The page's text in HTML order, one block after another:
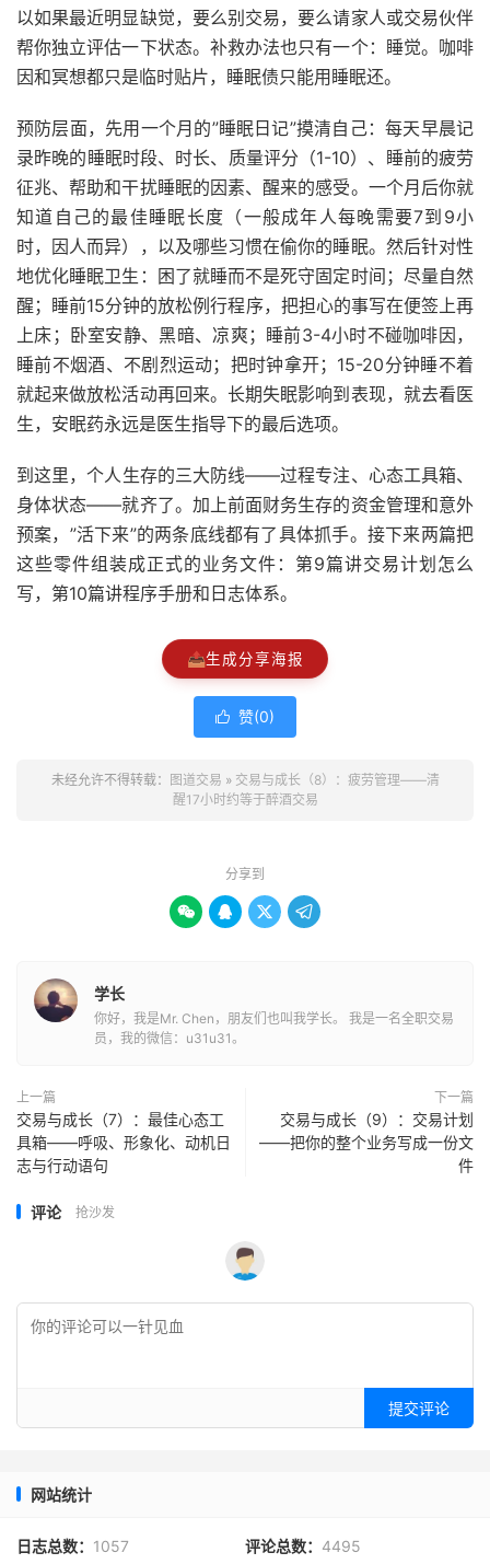
以如果最近明显缺觉，要么别交易，要么请家人或交易伙伴
帮你独立评估一下状态。补救办法也只有一个：睡觉。咖啡
因和冥想都只是临时贴片，睡眠债只能用睡眠还。
预防层面，先用一个月的”睡眠日记”摸清自己：每天早晨记
录昨晚的睡眠时段、时长、质量评分（1-10）、睡前的疲劳
征兆、帮助和干扰睡眠的因素、醒来的感受。一个月后你就
知道自己的最佳睡眠长度（一般成年人每晚需要7到9小
时，因人而异），以及哪些习惯在偷你的睡眠。然后针对性
地优化睡眠卫生：困了就睡而不是死守固定时间；尽量自然
醒；睡前15分钟的放松例行程序，把担心的事写在便签上再
上床；卧室安静、黑暗、凉爽；睡前3-4小时不碰咖啡因，
睡前不烟酒、不剧烈运动；把时钟拿开；15-20分钟睡不着
就起来做放松活动再回来。长期失眠影响到表现，就去看医
生，安眠药永远是医生指导下的最后选项。
到这里，个人生存的三大防线——过程专注、心态工具箱、
身体状态——就齐了。加上前面财务生存的资金管理和意外
预案，”活下来”的两条底线都有了具体抓手。接下来两篇把
这些零件组装成正式的业务文件：第9篇讲交易计划怎么
写，第10篇讲程序手册和日志体系。
📤生成分享海报
 赞(0)
未经允许不得转载： 图道交易 » 交易与成长（8）：疲劳管理——清
醒17小时约等于醉酒交易
分享到
   
学长
你好，我是Mr. Chen，朋友们也叫我学长。 我是一名全职交易
员，我的微信：u31u31。
上一篇
交易与成长（7）：最佳心态工
具箱——呼吸、形象化、动机日
志与行动语句
下一篇
交易与成长（9）：交易计划
——把你的整个业务写成一份文
件
评论 抢沙发
提交评论
网站统计
日志总数： 1057 评论总数： 4495